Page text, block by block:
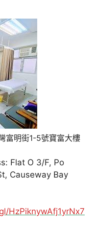
富明街1-5號寶富大樓
Flat O 3/F, Po
Causeway Bay
HzPiknywAfj1yrNx7